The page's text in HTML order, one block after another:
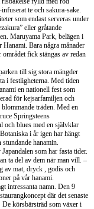
te och sakura-sake.
som endast serveras under
eller gråtande
Maruyama Park, belägen i
Bara några månader
fick stängas av redan
till sig stora mängder
i festligheterna. Med tiden
en nationell fest som
för kejsarfamiljen och
träden. Med en
Springsteens
och blues med en självklar
i år igen har hängt
hanamin.
som har fasta tider.
ta del av dem när man vill. –
av mat, dryck , godis och
på vår hanami.
intressanta namn. Den 9
där det senaste
De körsbärsträd som växer i